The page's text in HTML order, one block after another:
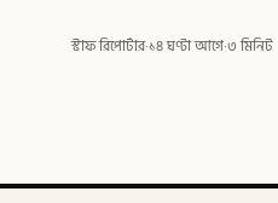
স্টাফ রিপোর্টার·১৪ ঘণ্টা আগে·৩ মিনিট